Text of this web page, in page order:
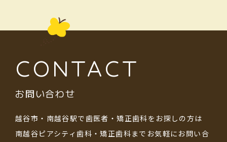
CONTACT
お問い合わせ
越谷市・南越谷駅で歯医者・矯正歯科をお探しの方は
南越谷ピアシティ歯科・矯正歯科まで お気軽にお問い合